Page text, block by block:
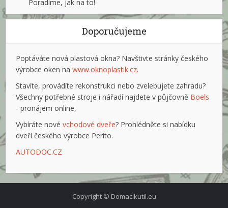
Poradíme, jak na to!
Doporučujeme
Poptáváte nová plastová okna? Navštivte stránky českého
výrobce oken nawww.oknoplastik.cz.
Stavíte, provádíte rekonstrukci nebo zvelebujete zahradu?
Všechny potřebné stroje i nářadí najdete v půjčovně Boels
- pronájem online,
Vybíráte novévchodové dveře? Prohlédněte si nabídku
dveří českého výrobce Perito.
AUTODOC.CZ
Copyright © Domacikutil.eu